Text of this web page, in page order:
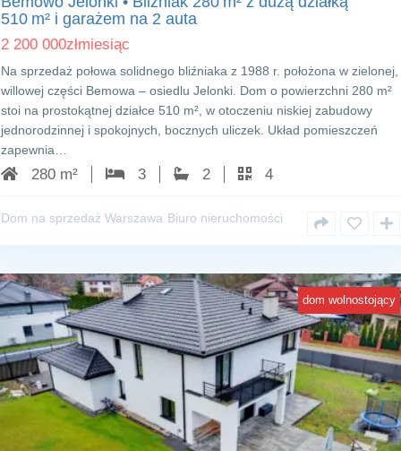
510 m² i garażem na 2 auta
2 200 000złmiesiąc
Na sprzedaż połowa solidnego bliźniaka z 1988 r. położona w zielonej,
willowej części Bemowa – osiedlu Jelonki. Dom o powierzchni 280 m²
stoi na prostokątnej działce 510 m², w otoczeniu niskiej zabudowy
jednorodzinnej i spokojnych, bocznych uliczek. Układ pomieszczeń
zapewnia…
280 m² 3 2 4
Dom na sprzedaż Warszawa Biuro nieruchomości
dom wolnostojący